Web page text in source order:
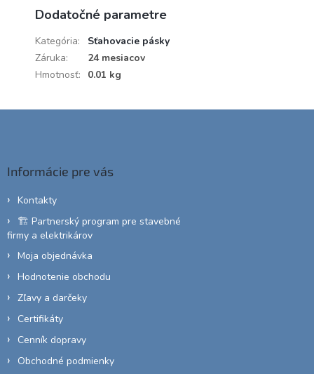
Dodatočné parametre
Kategória:
Sťahovacie pásky
Záruka:
24 mesiacov
Hmotnosť: 0.01 kg
Informácie pre vás
Kontakty
🏗️ Partnerský program pre stavebné
firmy a elektrikárov
Moja objednávka
Hodnotenie obchodu
Zľavy a darčeky
Certifikáty
Cenník dopravy
Obchodné podmienky